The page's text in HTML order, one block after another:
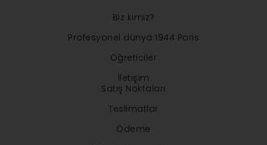
Biz kimiz?
Profesyonel dünya 1944 Paris
Öğreticiler
İletişim
Satış Noktaları
Teslimatlar
Ödeme